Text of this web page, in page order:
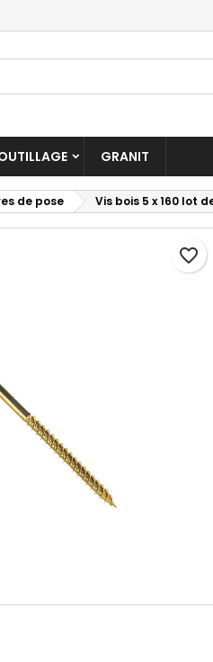
GRANIT
de pose Vis bois 5 x 160 lot
favorite_border